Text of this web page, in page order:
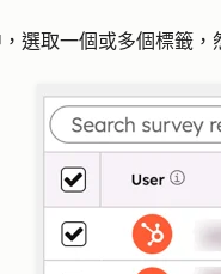
選取一個或多個標籤